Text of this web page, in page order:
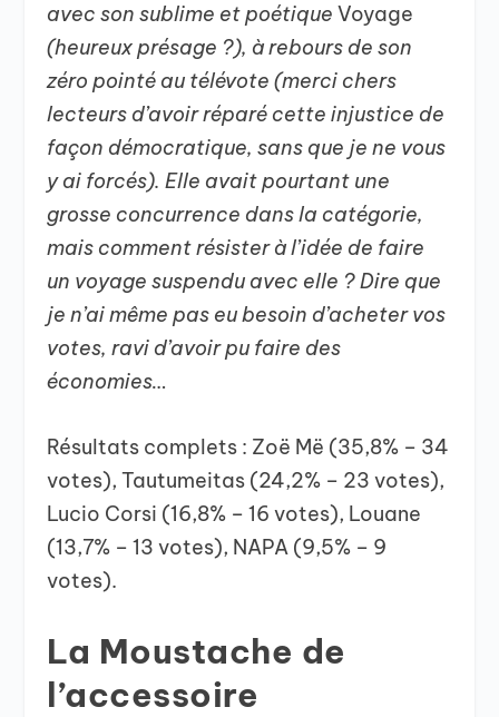
avec son sublime et poétiqueVoyage
(heureux présage ?), à rebours de son
zéro pointé au télévote (merci chers
lecteurs d’avoir réparé cette injustice de
façon démocratique, sans que je ne vous
y ai forcés). Elle avait pourtant une
grosse concurrence dans la catégorie,
mais comment résister à l’idée de faire
un voyage suspendu avec elle ?Dire que
je n’ai même pas eu besoin d’acheter vos
votes, ravi d’avoir pu faire des
économies…
Résultats complets : Zoë Më (35,8% – 34
votes), Tautumeitas (24,2% – 23 votes),
Lucio Corsi (16,8% – 16 votes), Louane
(13,7% – 13 votes), NAPA (9,5% – 9
votes).
La Moustache de
l’accessoire